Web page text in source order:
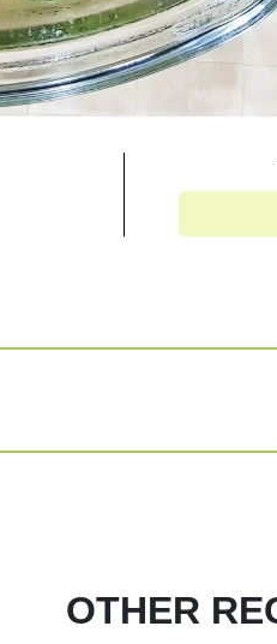
OTHER